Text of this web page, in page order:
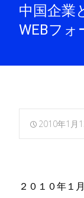
中国企業
WEBフォ
2010年1月
２０１０年１